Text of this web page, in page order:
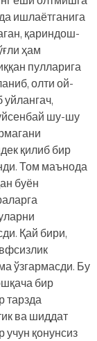
ишлаётганига
қариндош-
ҳам
пулларига
олти ой-
шу-шу
қилиб бир
Том маънода
буён
Қай бири,
ўзгармасди. Бу
бир
тарзда
ва шиддат
учун қонунсиз